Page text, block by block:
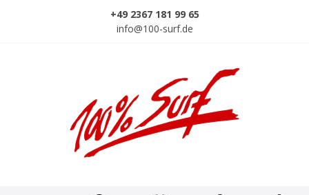
+49 2367 181 99 65
info@100-surf.de